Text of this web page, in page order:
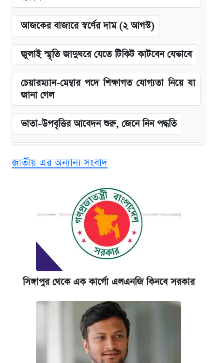
আজকের বাজারে স্বর্ণের দাম (২ আগস্ট)
জুলাই স্মৃতি জাদুঘরে যেতে টিকিট কাটবেন যেভাবে
চেয়ারম্যান-মেম্বার পদে শিক্ষাগত যোগ্যতা নিয়ে যা
জানা গেল
ভাতা-উপবৃত্তির আবেদন শুরু, জেনে নিন পদ্ধতি
খান
কবে শুরু হচ্ছে ঢাবির ভর্তি আবেদন, জানাল কর্তৃপক্ষ
এক ক্লিকে জেনে নিন আইফোন ১৮ প্রো ম্যাক্সের
আজকের বাজারে স্বর্ণের দাম (৪ আগস্ট)
নবম জাতীয় পে-স্কেল নিয়ে সর্বশেষ যা জানা গেল
কবে হবে মেডিকেল ভর্তি পরীক্ষা, জানা গেল যা
পাঁচ দপ্তরে নতুন সচিব নিয়োগ দিল সরকার
জাতীয় এর অন্যান্য সংবাদ
সিঙ্গাপুর থেকে এক কার্গো এলএনজি কিনবে সরকার